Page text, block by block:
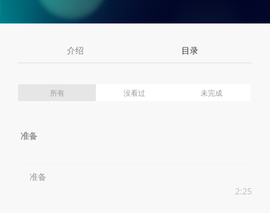
介绍 目录
所有 没看过 未完成
准备
准备
2:25